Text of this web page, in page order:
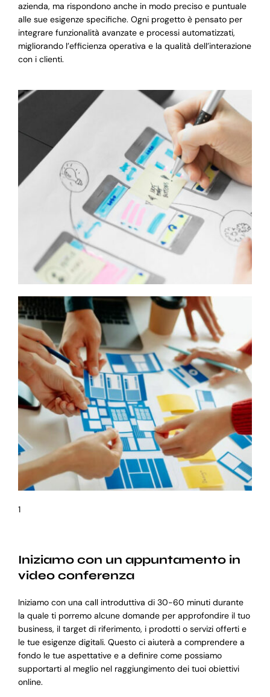
azienda, ma rispondono anche in modo preciso e puntuale
alle sue esigenze specifiche. Ogni progetto è pensato per
integrare funzionalità avanzate e processi automatizzati,
migliorando l’efficienza operativa e la qualità dell’interazione
con i clienti.
1
Iniziamo con un appuntamento in
video conferenza
Iniziamo con una call introduttiva di 30-60 minuti durante
la quale ti porremo alcune domande per approfondire il tuo
business, il target di riferimento, i prodotti o servizi offerti e
le tue esigenze digitali. Questo ci aiuterà a comprendere a
fondo le tue aspettative e a definire come possiamo
supportarti al meglio nel raggiungimento dei tuoi obiettivi
online.